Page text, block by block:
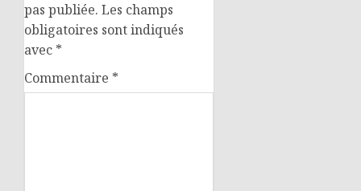
pas publiée. Les champs
obligatoires sont indiqués
avec *
Commentaire *